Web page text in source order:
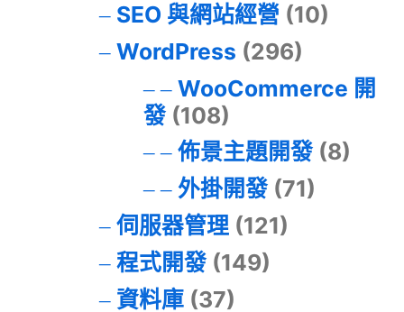
SEO 與網站經營 (10)
WordPress (296)
WooCommerce 開
發(108)
佈景主題開發(8)
外掛開發(71)
伺服器管理(121)
程式開發(149)
資料庫(37)